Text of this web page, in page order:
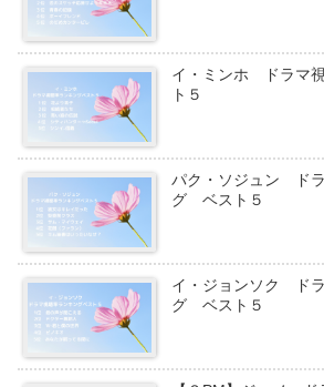
イ・ミンホ ドラマ
ト５
パク・ソジュン ド
グ ベスト５
イ・ジョンソク ド
グ ベスト５